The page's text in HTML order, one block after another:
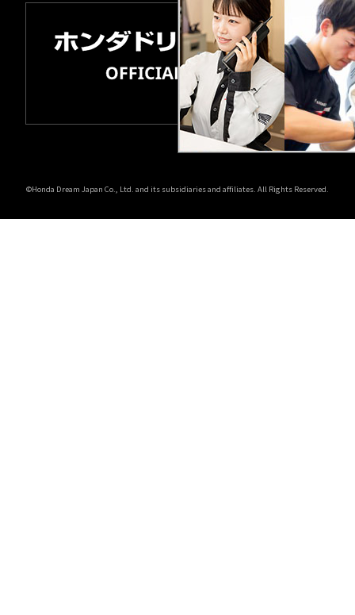
©Honda Dream Japan Co., Ltd. and its subsidiaries and affiliates. All Rights Reserved.